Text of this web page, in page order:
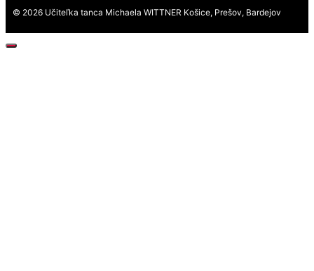
© 2026 Učiteľka tanca Michaela WITTNER Košice, Prešov, Bardejov
Close